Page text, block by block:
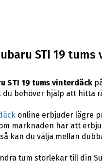
STI 19
STI 19 tums vinterdäck
du behöver hjälp att hitta
online erbjuder lägre
marknaden har att
kan du välja mellan
tum storlekar till din